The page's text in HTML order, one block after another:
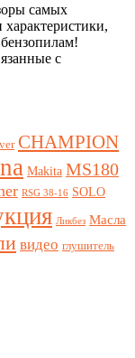
самых
с
CHAMPION
Makita MS180
RSG 38-16 SOLO
Ликбез Масла
видео глушитель